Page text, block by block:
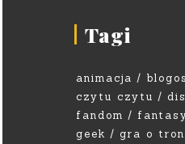
Tagi
animacja
czytu czytu
fandom
geek
gra o tron